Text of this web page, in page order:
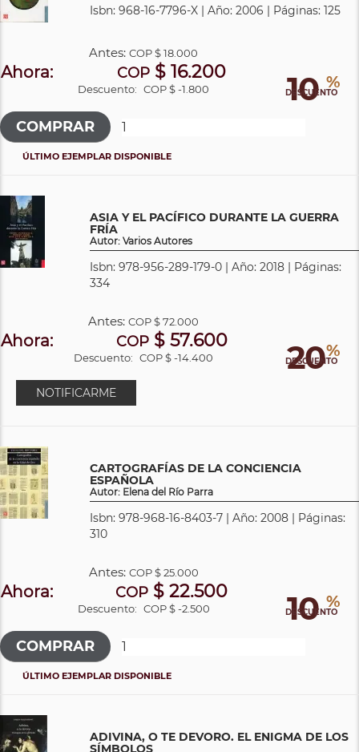
Isbn: 968-16-7796-X | Año: 2006 | Páginas: 125
10 %
DESCUENTO
Antes:COP$ 18.000
Ahora: COP $ 16.200
Descuento: COP $ -1.800
ÚLTIMO EJEMPLAR DISPONIBLE
ASIA Y EL PACÍFICO DURANTE LA GUERRA
FRÍA
Autor: Varios Autores
Isbn: 978-956-289-179-0 | Año: 2018 | Páginas:
334
20%
DESCUENTO
Antes:COP$ 72.000
Ahora: COP$ 57.600
Descuento: COP $ -14.400
NOTIFICARME
CARTOGRAFÍAS DE LA CONCIENCIA
ESPAÑOLA
Autor: Elena del Río Parra
Isbn: 978-968-16-8403-7 | Año: 2008 | Páginas:
310
10 %
DESCUENTO
Antes: COP$ 25.000
Ahora: COP $ 22.500
Descuento: COP $ -2.500
ÚLTIMO EJEMPLAR DISPONIBLE
ADIVINA, O TE DEVORO. EL ENIGMA DE LOS
SÍMBOLOS